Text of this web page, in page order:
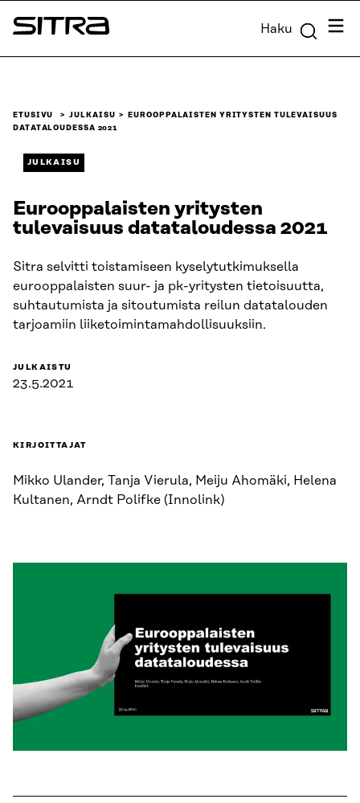
Siirry
suoraan
Sitra Haku
ETUSIVU JULKAISU
EUROOPPALAISTEN YRITYSTEN TULEVAISUUS
DATATALOUDESSA 2021
JULKAISU
Eurooppalaisten yritysten
tulevaisuus datataloudessa 2021
Sitra selvitti toistamiseen kyselytutkimuksella
eurooppalaisten suur- ja pk-yritysten tietoisuutta,
suhtautumista ja sitoutumista reilun datatalouden
tarjoamiin liiketoimintamahdollisuuksiin.
JULKAISTU
23.5.2021
KIRJOITTAJAT
Mikko Ulander, Tanja Vierula, Meiju Ahomäki, Helena
Kultanen, Arndt Polifke (Innolink)